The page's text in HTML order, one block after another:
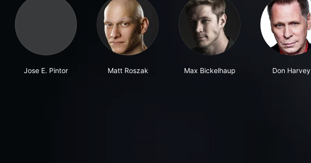
Jose E. Pintor Matt Roszak Max Bickelhaup Don Harvey